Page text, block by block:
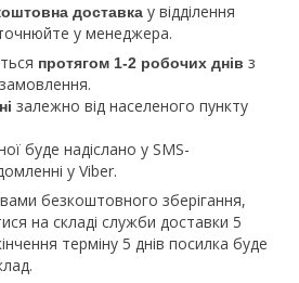
доставка у відділення
у менеджера.
протягом 1-2 робочих днів з
залежно від населеного пункту
буде надіслано у SMS-
у Viber.
безкоштовного зберігання,
на складі служби доставки 5
терміну 5 днів посилка буде